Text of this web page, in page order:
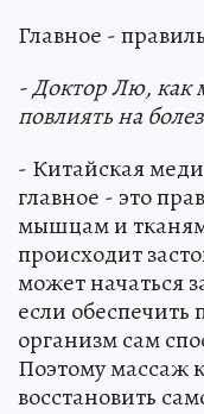
Главное -
- Доктор Лю, как
повлиять на
- Китайская
главное - это
мышцам и
происходит
может начаться
если обеспечить
организм сам
Поэтому массаж
восстановить